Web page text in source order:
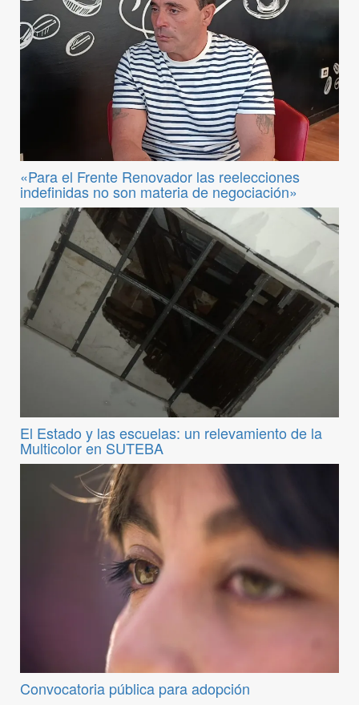
«Para el Frente Renovador las reelecciones
indefinidas no son materia de negociación»
El Estado y las escuelas: un relevamiento de la
Multicolor en SUTEBA
Convocatoria pública para adopción